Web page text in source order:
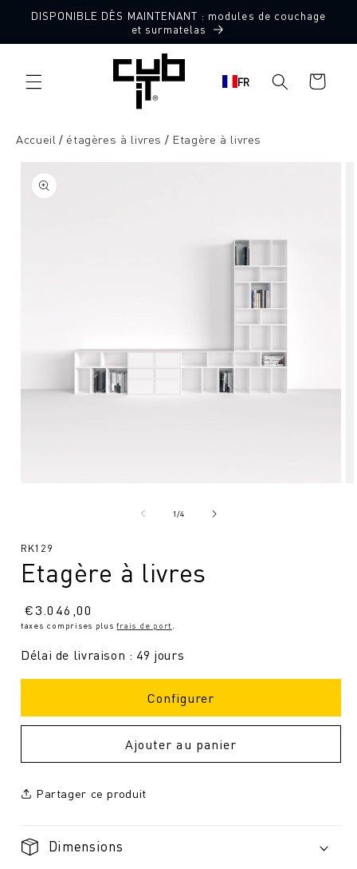
directement
DISPONIBLE DÈS MAINTENANT : modules de couchage
et surmatelas
FR
Panier
d'achat
Accueil étagères à livres Etagère à livres
sur le
produit
modal
1/de4
SKU
RK129
Etagère à livres
Prix
normal
€3.046,00
taxes comprises plusfrais de port
Délai de livraison : 49 jours
Configurer
Ajouter au panier
Partager ce produit
Dimensions